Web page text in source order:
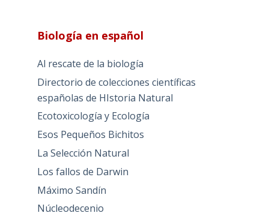
Biología en español
Al rescate de la biología
Directorio de colecciones científicas
españolas de HIstoria Natural
Ecotoxicología y Ecología
Esos Pequeños Bichitos
La Selección Natural
Los fallos de Darwin
Máximo Sandín
Núcleodecenio